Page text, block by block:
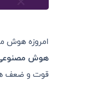
امروزه هوش
هوش مصنوعی
قوت و ضعف هر